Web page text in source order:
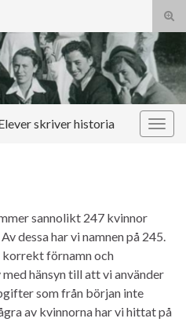
Slå
på/
Slå
skriver historia
sannolikt 247 kvinnor
dessa har vi namnen på 245.
förnamn och
hänsyn till att vi använder
som från början inte
av kvinnorna har vi hittat på